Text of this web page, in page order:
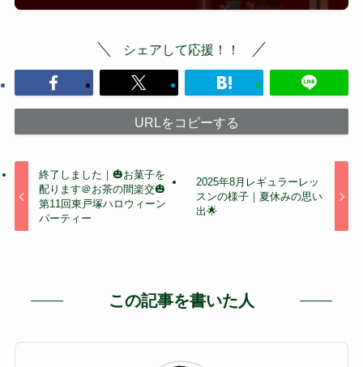
シェアして応援！！
URLをコピーする
終了しました｜🎃お菓子を
配ります＠お茶の間楽交🎃
第11回東戸塚ハロウィーン
パーティー
2025年8月レギュラーレッ
スンの様子｜夏休みの思い
出🌟
この記事を書いた人